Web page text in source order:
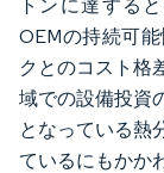
トンに達する
OEMの持続可
クとのコスト格
域での設備投資
となっている熱
ているにもかか